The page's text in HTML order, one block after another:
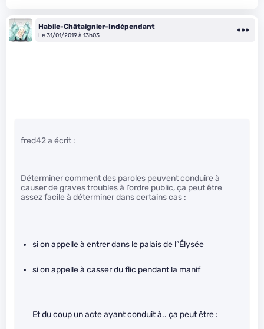
Habile-Châtaignier-Indépendant
Le 31/01/2019 à 13h03
fred42 a écrit :
Déterminer comment des paroles peuvent conduire à
causer de graves troubles à l’ordre public, ça peut être
assez facile à déterminer dans certains cas :
si on appelle à entrer dans le palais de l”Élysée
si on appelle à casser du flic pendant la manif
Et du coup un acte ayant conduit à.. ça peut être :